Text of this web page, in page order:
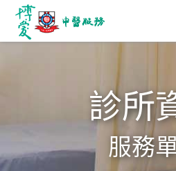
診所
服務